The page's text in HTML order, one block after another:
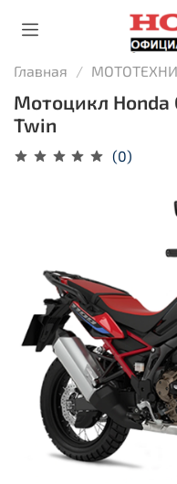
Главная
Мотоцикл Honda
Twin
(0)